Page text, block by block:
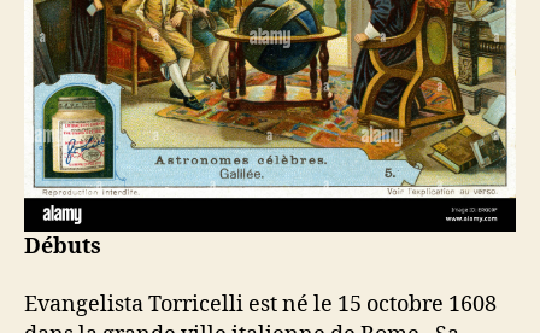
Débuts
Evangelista Torricelli est né le 15 octobre 1608